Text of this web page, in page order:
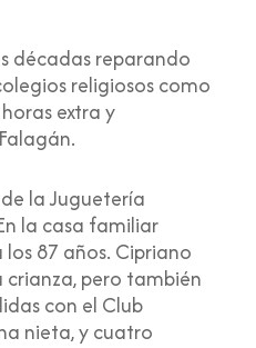
décadas reparando
religiosos como
extra y
la Juguetería
la casa familiar
87 años. Cipriano
crianza, pero también
con el Club
nieta, y cuatro